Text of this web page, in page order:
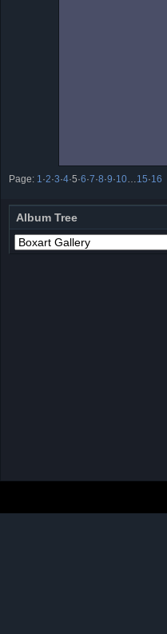
Page: 1 ·2·3·4·5·6·7·8·9·10 15·16
Album Tree